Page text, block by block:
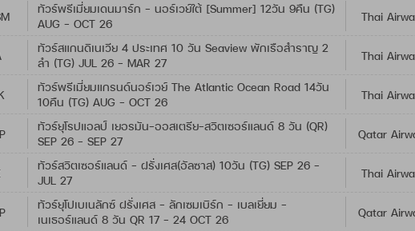
ทัวร์พรีเมี่ยมเดนมาร์ก - นอร์เวย์ใต้ [Summer] 12วัน 9คืน (TG)
AUG - OCT 26
Thai
ทัวร์สแกนดิเนเวีย 4 ประเทศ 10 วัน Seaview พักเรือสำราญ 2
ลำ (TG) JUL 26 - MAR 27
Thai
ทัวร์พรีเมี่ยมแกรนด์นอร์เวย์ The Atlantic Ocean Road 14วัน
10คืน (TG) AUG - OCT 26
Thai
ทัวร์ยุโรปแอลป์ เยอรมัน-ออสเตรีย-สวิตเซอร์แลนด์ 8 วัน (QR)
SEP 26 - SEP 27
Qatar
ทัวร์สวิตเซอร์แลนด์ - ฝรั่งเศส(อัลซาส) 10วัน (TG) SEP 26 -
JUL 27
Thai
ทัวร์ยุโปเบเนลักซ์ ฝรั่งเศส - ลักเซมเบิร์ก - เบลเยี่ยม -
เนเธอร์แลนด์ 8 วัน QR 17 - 24 OCT 26
Qatar